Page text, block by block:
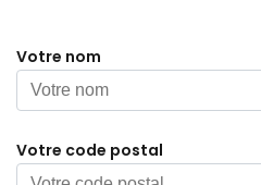
Votre nom
Votre code postal